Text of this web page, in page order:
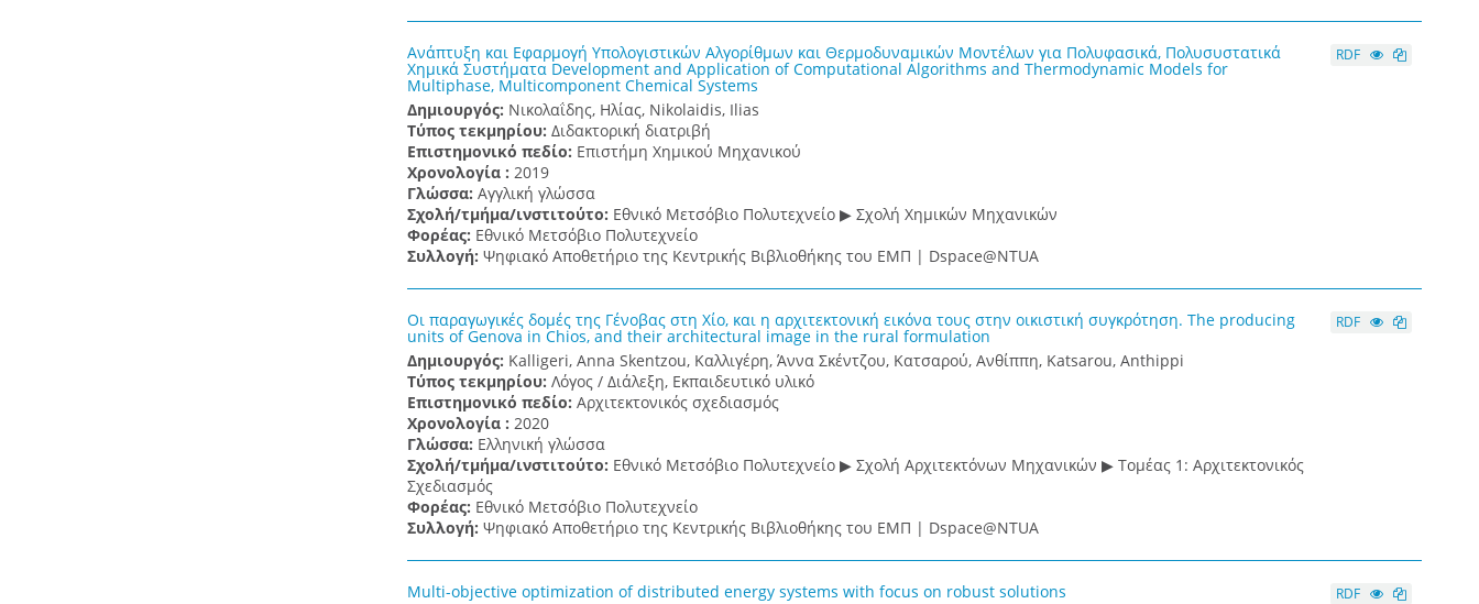
Ανάπτυξη και Εφαρμογή Υπολογιστικών Αλγορίθμων και Θερμοδυναμικών Μοντέλων για Πολυφασικά, Πολυσυστατικά
Χημικά Συστήματα Development and Application of Computational Algorithms and Thermodynamic Models for
Multiphase, Multicomponent Chemical Systems
Δημιουργός: Νικολαΐδης, Ηλίας, Nikolaidis, Ilias
Τύπος τεκμηρίου: Διδακτορική διατριβή
Επιστημονικό πεδίο: Επιστήμη Χημικού Μηχανικού
Χρονολογία : 2019
Γλώσσα: Αγγλική γλώσσα
Σχολή/τμήμα/ινστιτούτο: Εθνικό Μετσόβιο Πολυτεχνείο ▶ Σχολή Χημικών Μηχανικών
Φορέας: Εθνικό Μετσόβιο Πολυτεχνείο
Συλλογή: Ψηφιακό Αποθετήριο της Κεντρικής Βιβλιοθήκης του ΕΜΠ | Dspace@NTUA
RDF
Οι παραγωγικές δομές της Γένοβας στη Χίο, και η αρχιτεκτονική εικόνα τους στην οικιστική συγκρότηση. The producing
units of Genova in Chios, and their architectural image in the rural formulation
Δημιουργός: Kalligeri, Anna Skentzou, Καλλιγέρη, Άννα Σκέντζου, Κατσαρού, Ανθίππη, Katsarou, Anthippi
Τύπος τεκμηρίου: Λόγος / Διάλεξη, Εκπαιδευτικό υλικό
Επιστημονικό πεδίο: Αρχιτεκτονικός σχεδιασμός
Χρονολογία : 2020
Γλώσσα: Ελληνική γλώσσα
Σχολή/τμήμα/ινστιτούτο: Εθνικό Μετσόβιο Πολυτεχνείο ▶ Σχολή Αρχιτεκτόνων Μηχανικών ▶ Τομέας 1: Αρχιτεκτονικός
Σχεδιασμός
Φορέας: Εθνικό Μετσόβιο Πολυτεχνείο
Συλλογή: Ψηφιακό Αποθετήριο της Κεντρικής Βιβλιοθήκης του ΕΜΠ | Dspace@NTUA
RDF
Multi-objective optimization of distributed energy systems with focus on robust solutions
RDF